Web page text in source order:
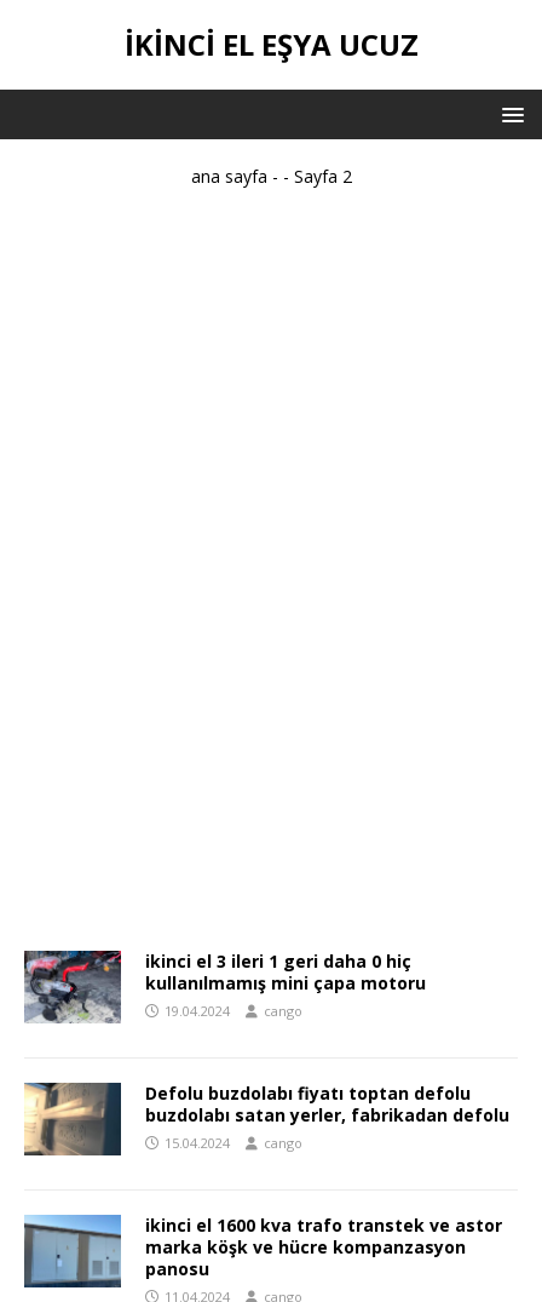
IKINCI EL EŞYA UCUZ
ana sayfa - - Sayfa 2
ikinci el 3 ileri 1 geri daha 0 hiç
kullanılmamış mini çapa motoru
19.04.2024 cango
Defolu buzdolabı fiyatı toptan defolu
buzdolabı satan yerler, fabrikadan defolu
15.04.2024 cango
ikinci el 1600 kva trafo transtek ve astor
marka köşk ve hücre kompanzasyon
panosu
11.04.2024 cango